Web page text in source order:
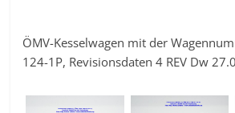
ÖMV-Kesselwagen mit der
124-1P, Revisionsdaten 4 REV Dw